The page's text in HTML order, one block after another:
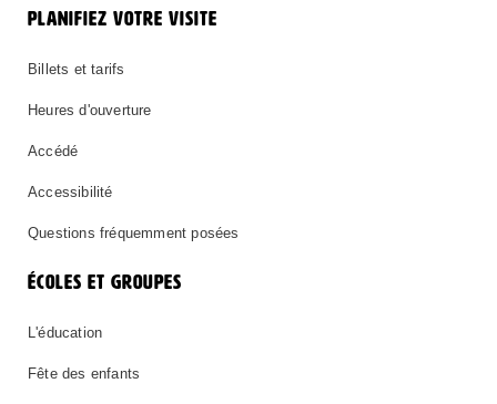
PLANIFIEZ VOTRE VISITE
Billets et tarifs
Heures d'ouverture
Accédé
Accessibilité
Questions fréquemment posées
ÉCOLES ET GROUPES
L'éducation
Fête des enfants